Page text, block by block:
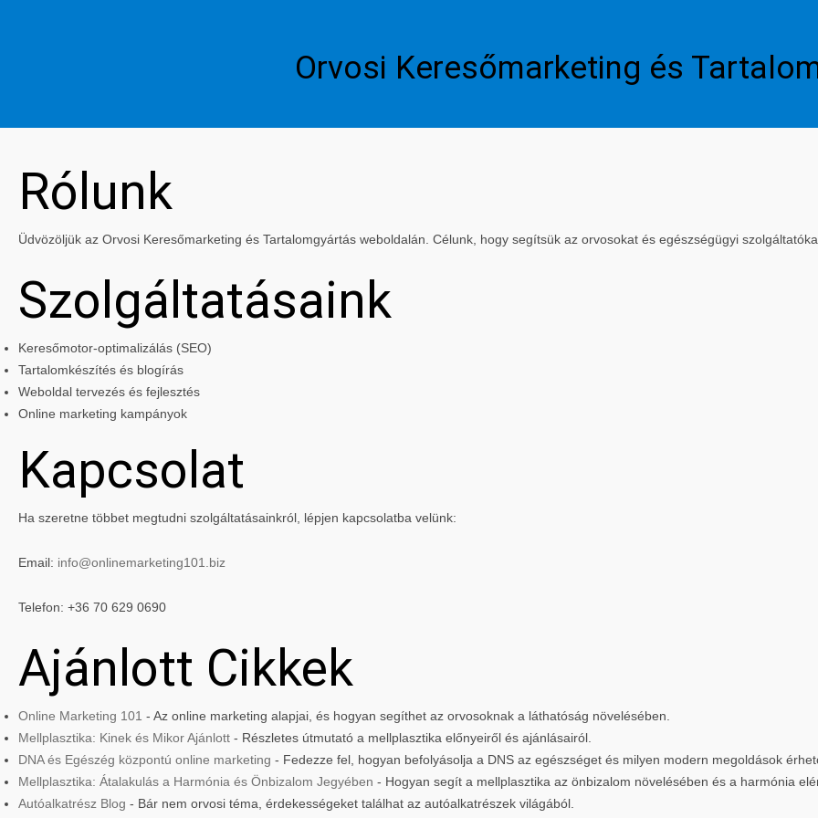
Orvosi Keresőmarketing és
Rólunk
Üdvözöljük az Orvosi Keresőmarketing és Tartalomgyártás weboldalán. Célunk, hogy segítsük az orvosokat és egészségügyi
Szolgáltatásaink
Keresőmotor-optimalizálás (SEO)
Tartalomkészítés és blogírás
Weboldal tervezés és fejlesztés
Online marketing kampányok
Kapcsolat
Ha szeretne többet megtudni szolgáltatásainkról, lépjen kapcsolatba velünk:
Email: info@onlinemarketing101.biz
Telefon: +36 70 629 0690
Ajánlott Cikkek
Online Marketing 101 - Az online marketing alapjai, és hogyan segíthet az orvosoknak a láthatóság növelésében.
Mellplasztika: Kinek és Mikor Ajánlott - Részletes útmutató a mellplasztika előnyeiről és ajánlásairól.
DNA és Egészég központú online marketing - Fedezze fel, hogyan befolyásolja a DNS az egészséget és milyen modern megoldások
Mellplasztika: Átalakulás a Harmónia és Önbizalom Jegyében - Hogyan segít a mellplasztika az önbizalom növelésében és a harmónia
Autóalkatrész Blog - Bár nem orvosi téma, érdekességeket találhat az autóalkatrészek világából.